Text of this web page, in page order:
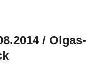
/ Olgas-